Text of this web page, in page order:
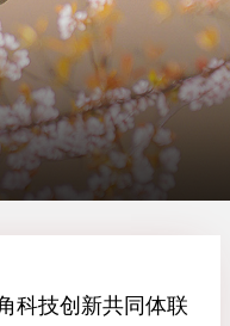
科技创新共同体联